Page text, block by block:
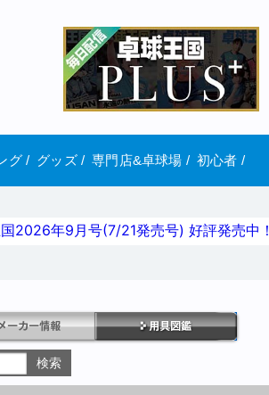
グ/ グッズ/ 専門店&卓球場 / 初心者 /
2026年9月号(7/21発売号) 好評発売中！